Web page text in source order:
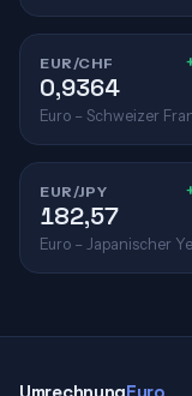
EUR/CHF
0,9364
Euro – Schweizer
EUR/JPY
182,57
Euro – Japanischer